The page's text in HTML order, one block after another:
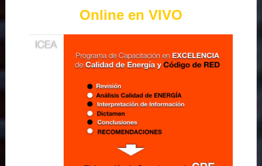
Online en VIVO